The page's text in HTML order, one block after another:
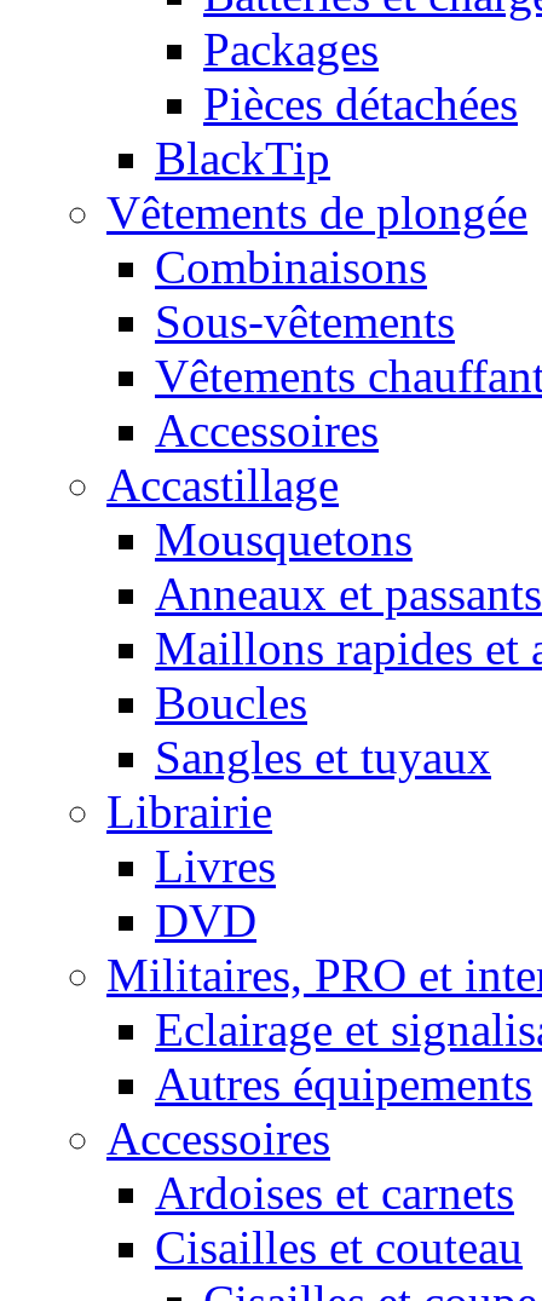
Packages
Pièces détachées
BlackTip
Vêtements de plongée
Combinaisons
Sous-vêtements
Vêtements
Accessoires
Accastillage
Mousquetons
Anneaux et passants
Maillons rapides et
Boucles
Sangles et tuyaux
Librairie
Livres
DVD
Militaires, PRO et
Eclairage et
Autres équipements
Accessoires
Ardoises et carnets
Cisailles et couteau